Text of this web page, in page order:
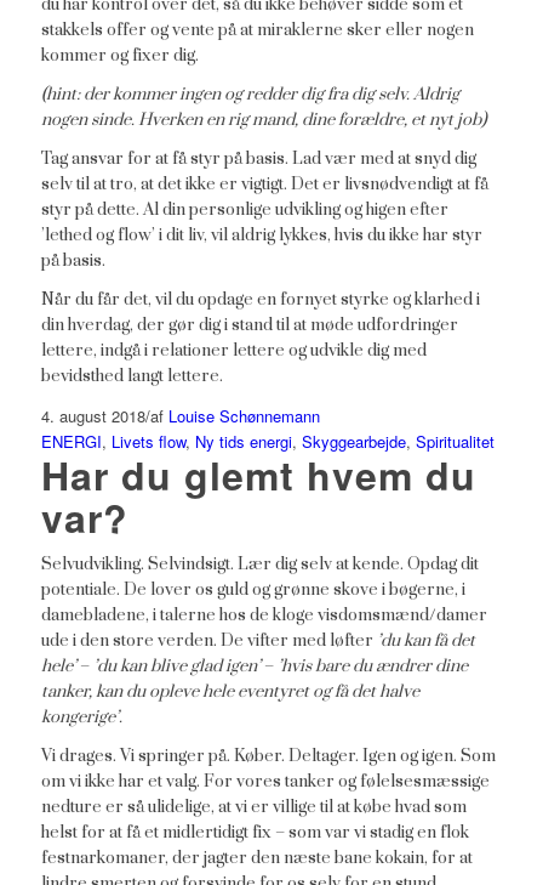
du har kontrol over det, så du ikke behøver sidde som et
stakkels offer og vente på at miraklerne sker eller nogen
kommer og fixer dig.
(hint: der kommer ingen og redder dig fra dig selv. Aldrig
nogen sinde. Hverken en rig mand, dine forældre, et nyt job)
Tag ansvar for at få styr på basis. Lad vær med at snyd dig
selv til at tro, at det ikke er vigtigt. Det er livsnødvendigt at få
styr på dette. Al din personlige udvikling og higen efter
’lethed og flow’ i dit liv, vil aldrig lykkes, hvis du ikke har styr
på basis.
Når du får det, vil du opdage en fornyet styrke og klarhed i
din hverdag, der gør dig i stand til at møde udfordringer
lettere, indgå i relationer lettere og udvikle dig med
bevidsthed langt lettere.
4. august 2018/af Louise Schønnemann
ENERGI, Livets flow, Ny tids energi, Skyggearbejde, Spiritualitet
Har du glemt hvem du
var?
Selvudvikling. Selvindsigt. Lær dig selv at kende. Opdag dit
potentiale. De lover os guld og grønne skove i bøgerne, i
damebladene, i talerne hos de kloge visdomsmænd/damer
ude i den store verden. De vifter med løfter ’du kan få det
hele’– ’du kan blive glad igen’– ’hvis bare du ændrer dine
tanker, kan du opleve hele eventyret og få det halve
kongerige’.
Vi drages. Vi springer på. Køber. Deltager. Igen og igen. Som
om vi ikke har et valg. For vores tanker og følelsesmæssige
nedture er så ulidelige, at vi er villige til at købe hvad som
helst for at få et midlertidigt fix – som var vi stadig en flok
festnarkomaner, der jagter den næste bane kokain, for at